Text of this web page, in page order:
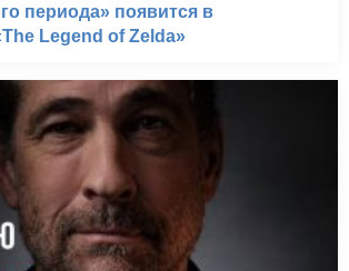
периода» появится в
Legend of Zelda»